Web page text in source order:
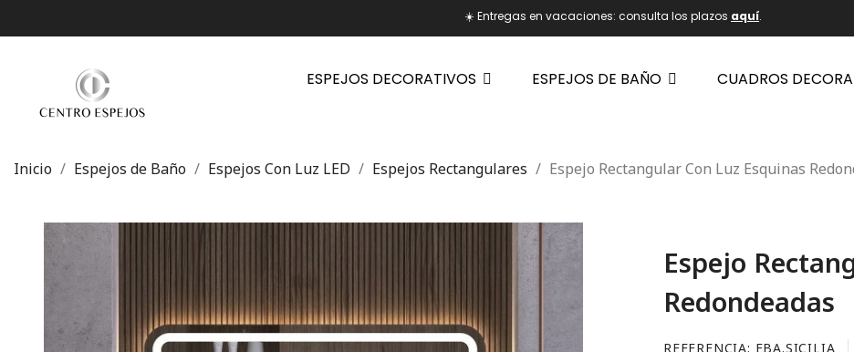
☀️ Entregas en vacaciones: consulta los plazos aquí.
ESPEJOS DECORATIVOS ESPEJOS DE BAÑO CUADROS
Inicio Espejos de Baño Espejos Con Luz LED Espejos Rectangulares Espejo Rectangular Con Luz Esquinas
Espejo
Redondeadas
REFERENCIA EBA.SICILIA